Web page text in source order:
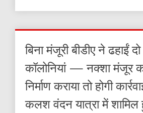
बिना मंजूरी बीडीए ने ढहाईं
कॉलोनियां — नक्शा मंजूर
निर्माण कराया तो होगी
कलश वंदन यात्रा में शामिल